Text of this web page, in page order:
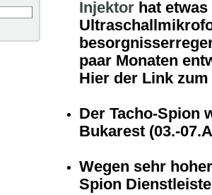
Injektor hat
paar Monaten
Hier der Link
Der Tacho-Spion
Bukarest (03.-
Wegen sehr
Spion